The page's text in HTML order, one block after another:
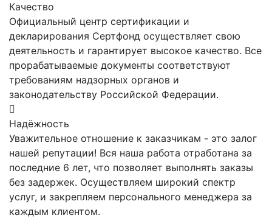
Качество
Официальный центр сертификации и
декларирования Сертфонд осуществляет свою
деятельность и гарантирует высокое качество. Все
прорабатываемые документы соответствуют
требованиям надзорных органов и
законодательству Российской Федерации.
Надёжность
Уважительное отношение к заказчикам - это залог
нашей репутации! Вся наша работа отработана за
последние 6 лет, что позволяет выполнять заказы
без задержек. Осуществляем широкий спектр
услуг, и закрепляем персонального менеджера за
каждым клиентом.